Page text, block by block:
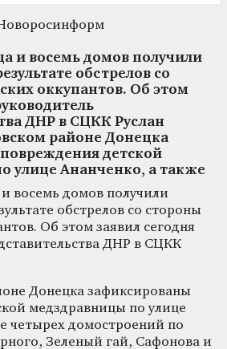
и восемь домов получили
обстрелов со
оккупантов. Об этом
ДНР в СЦКК Руслан
районе Донецка
детской
улице Ананченко, а также
восемь домов получили
обстрелов со стороны
Об этом заявил сегодня
ДНР в СЦКК
Донецка зафиксированы
медздравницы по улице
четырех домостроений по
Зеленый гай, Сафонова и